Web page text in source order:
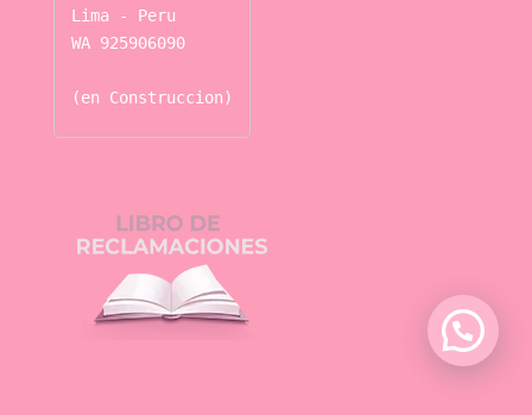
Lima - Peru
WA 925906090
(en Construccion)